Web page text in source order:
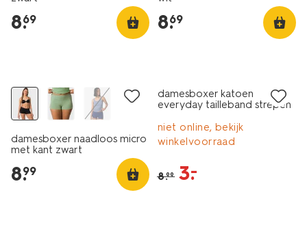
8.
69 8.
69
damesboxer naadloos micro
met kant zwart
8.
99
damesboxer katoen
everyday tailleband strepen
niet online, bekijk
winkelvoorraad
8.99 3.
–